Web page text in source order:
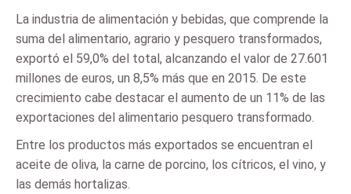
La industria de alimentación y bebidas, que comprende la
suma del alimentario, agrario y pesquero transformados,
exportó el 59,0% del total, alcanzando el valor de 27.601
millones de euros, un 8,5% más que en 2015. De este
crecimiento cabe destacar el aumento de un 11% de las
exportaciones del alimentario pesquero transformado.
Entre los productos más exportados se encuentran el
aceite de oliva, la carne de porcino, los cítricos, el vino, y
las demás hortalizas.